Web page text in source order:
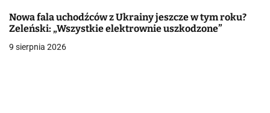
i
s
Nowa fala uchodźców z Ukrainy jeszcze w tym roku?
Zeleński: „Wszystkie elektrownie uszkodzone”
9 sierpnia 2026